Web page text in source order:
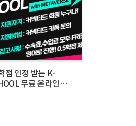
점 인정 받는 K-
무료 온라인